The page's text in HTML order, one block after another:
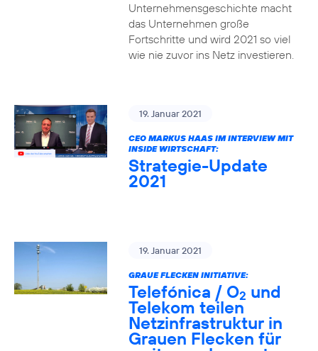
Unternehmensgeschichte macht
das Unternehmen große
Fortschritte und wird 2021 so viel
wie nie zuvor ins Netz investieren.
19. Januar 2021
CEO MARKUS HAAS IM INTERVIEW MIT
INSIDE WIRTSCHAFT:
Strategie-Update
2021
19. Januar 2021
GRAUE FLECKEN INITIATIVE:
Telefónica / O2 und
Telekom teilen
Netzinfrastruktur in
Grauen Flecken für